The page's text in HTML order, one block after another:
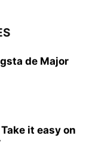
de Major
it easy on